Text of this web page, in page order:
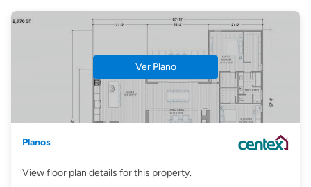
Ver Plano
Planos
View floor plan details for this property.